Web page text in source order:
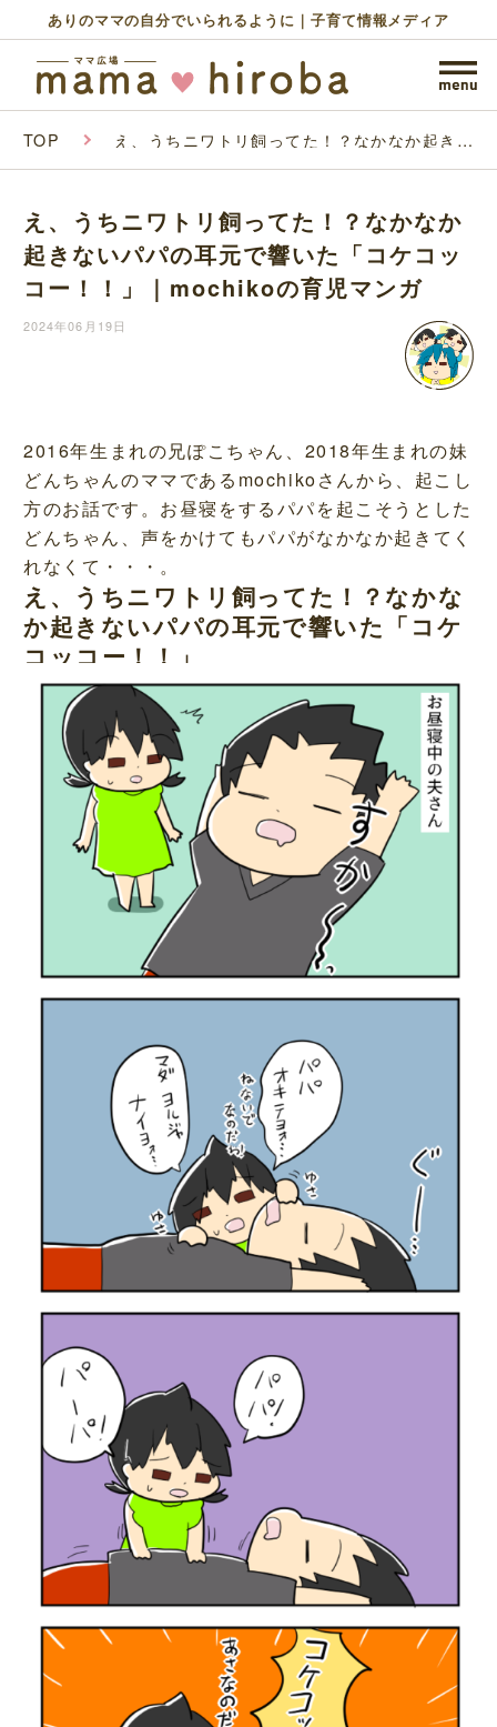
ありのママの自分でいられるように｜子育て情報メディア
TOP え、うちニワトリ飼ってた！？なかなか起きな
mochikoの育児マンガ
え、うちニワトリ飼ってた！？なかなか
起きないパパの耳元で響いた「コケコッ
コー！！」｜mochikoの育児マンガ
2024年06月19日
2016年生まれの兄ぽこちゃん、2018年生まれの妹
どんちゃんのママであるmochikoさんから、起こし
方のお話です。お昼寝をするパパを起こそうとした
どんちゃん、声をかけてもパパがなかなか起きてく
れなくて・・・。
え、うちニワトリ飼ってた！？なかな
か起きないパパの耳元で響いた「コケ
コッコー！！」